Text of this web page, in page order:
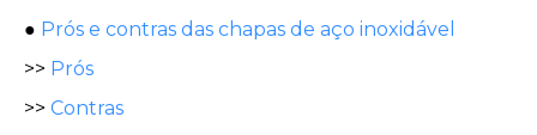
● Prós e contras das chapas de aço inoxidável
>> Prós
>> Contras